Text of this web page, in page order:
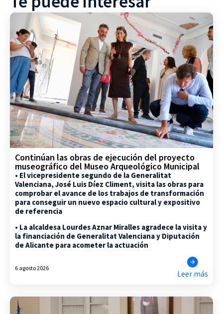
Continúan las obras de ejecución del proyecto
museográfico del Museo Arqueológico Municipal
• El vicepresidente segundo de la Generalitat
Valenciana, José Luis Díez Climent, visita las obras para
comprobar el avance de los trabajos de transformación
para conseguir un nuevo espacio cultural y expositivo
de referencia
• La alcaldesa Lourdes Aznar Miralles agradece la visita y
la financiación de Generalitat Valenciana y Diputación
de Alicante para acometer la actuación
6 agosto 2026
Leer más